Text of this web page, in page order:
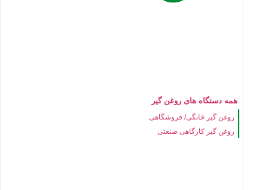
همه دستگاه های روغن گیر
روغن گیر خانگی/ فروشگاهی
روغن گیر کارگاهی صنعتی